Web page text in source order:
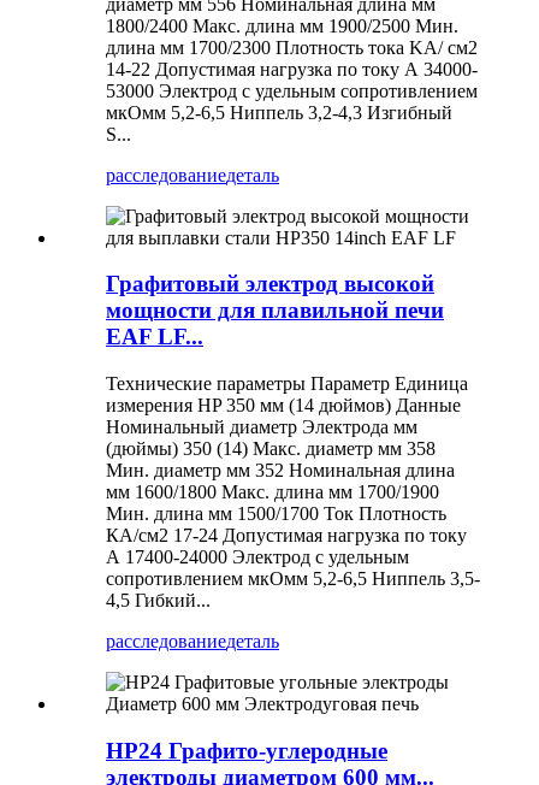
1800/2400 Макс. длина мм 1900/2500 Мин.
длина мм 1700/2300 Плотность тока KA/ см2
14-22 Допустимая нагрузка по току А 34000-
53000 Электрод с удельным сопротивлением
мкОмм 5,2-6,5 Ниппель 3,2-4,3 Изгибный
S...
расследованиедеталь
Графитовый электрод высокой
мощности для плавильной печи
EAF LF...
Технические параметры Параметр Единица
измерения HP 350 мм (14 дюймов) Данные
Номинальный диаметр Электрода мм
(дюймы) 350 (14) Макс. диаметр мм 358
Мин. диаметр мм 352 Номинальная длина
мм 1600/1800 Макс. длина мм 1700/1900
Мин. длина мм 1500/1700 Ток Плотность
КА/см2 17-24 Допустимая нагрузка по току
А 17400-24000 Электрод с удельным
сопротивлением мкОмм 5,2-6,5 Ниппель 3,5-
4,5 Гибкий...
расследованиедеталь
HP24 Графито-углеродные
электроды диаметром 600 мм...